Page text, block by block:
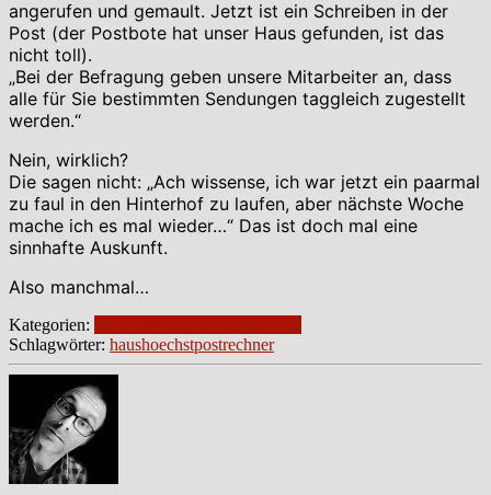
angerufen und gemault. Jetzt ist ein Schreiben in der
Post (der Postbote hat unser Haus gefunden, ist das
nicht toll).
„Bei der Befragung geben unsere Mitarbeiter an, dass
alle für Sie bestimmten Sendungen taggleich zugestellt
werden.“
Nein, wirklich?
Die sagen nicht: „Ach wissense, ich war jetzt ein paarmal
zu faul in den Hinterhof zu laufen, aber nächste Woche
mache ich es mal wieder…“ Das ist doch mal eine
sinnhafte Auskunft.
Also manchmal…
Kategorien:
Schlagwörter: haushoechstpostrechner